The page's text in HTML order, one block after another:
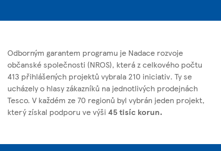
Odborným garantem programu je Nadace rozvoje
občanské společnosti (NROS), která z celkového počtu
413 přihlášených projektů vybrala 210 iniciativ. Ty se
ucházely o hlasy zákazníků na jednotlivých prodejnách
Tesco. V každém ze 70 regionů byl vybrán jeden projekt,
který získal podporu ve výši 45 tisíc korun.